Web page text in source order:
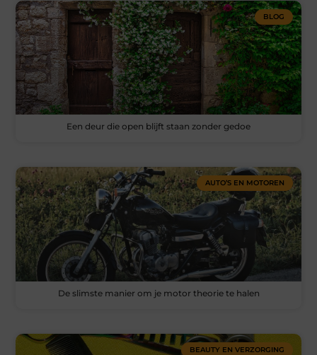
BLOG
Een deur die open blijft staan zonder gedoe
AUTO’S EN MOTOREN
De slimste manier om je motor theorie te halen
BEAUTY EN VERZORGING